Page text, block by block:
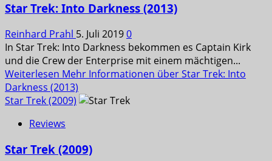
Star Trek: Into Darkness (2013)
Reinhard Prahl 5. Juli 20190
In Star Trek: Into Darkness bekommen es Captain Kirk
und die Crew der Enterprise mit einem mächtigen...
Weiterlesen Mehr Informationen über Star Trek: Into
Darkness (2013)
Star Trek (2009)
Reviews
Star Trek (2009)